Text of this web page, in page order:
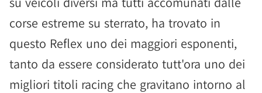
corse estreme su sterrato, ha trovato in
questo Reflex uno dei maggiori esponenti,
tanto da essere considerato tutt'ora uno dei
migliori titoli racing che gravitano intorno al